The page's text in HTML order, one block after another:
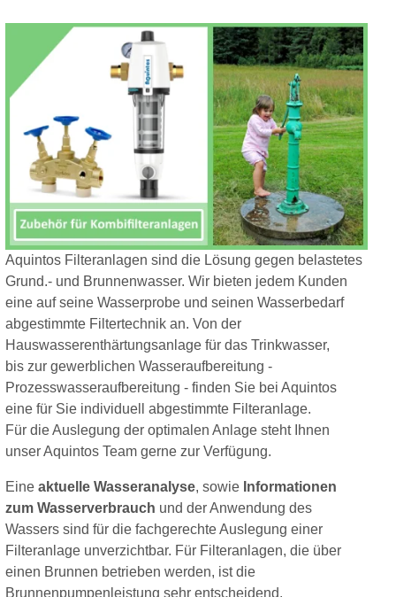
Aquintos Filteranlagen sind die Lösung gegen belastetes
Grund.- und Brunnenwasser. Wir bieten jedem Kunden
eine auf seine Wasserprobe und seinen Wasserbedarf
abgestimmte Filtertechnik an. Von der
Hauswasserenthärtungsanlage für das Trinkwasser,
bis zur gewerblichen Wasseraufbereitung -
Prozesswasseraufbereitung - finden Sie bei Aquintos
eine für Sie individuell abgestimmte Filteranlage.
Für die Auslegung der optimalen Anlage steht Ihnen
unser Aquintos Team gerne zur Verfügung.
Eineaktuelle Wasseranalyse, sowie Informationen
zum Wasserverbrauch und der Anwendung des
Wassers sind für die fachgerechte Auslegung einer
Filteranlage unverzichtbar. Für Filteranlagen, die über
einen Brunnen betrieben werden, ist die
Brunnenpumpenleistung sehr entscheidend.